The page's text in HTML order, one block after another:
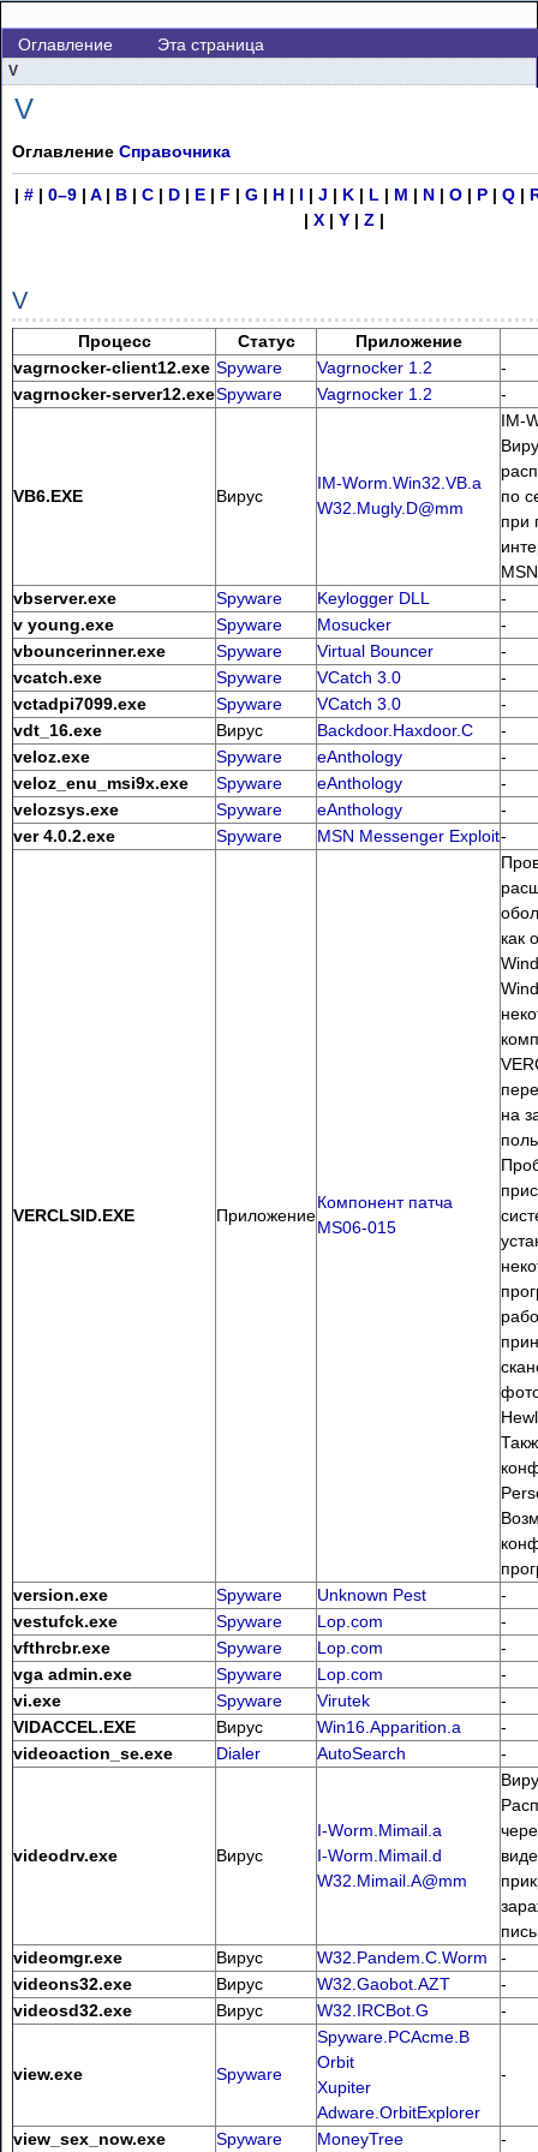
Оглавление Эта страница
V
V
Оглавление Справочника
| # | 0–9 | A| B | C | D | E | F | G | H | I | J | K | L | M | N | O | P | Q |
| X | Y | Z |
V
Процесс Статус
Приложение
vagrnocker-client12.exe Spyware Vagrnocker 1.2
-
vagrnocker-server12.exeSpyware Vagrnocker 1.2 -
VB6.EXE Вирус
IM-Worm.Win32.VB.a
W32.Mugly.D@mm
IM-
по
при
vbserver.exe
Spyware Keylogger DLL
-
v young.exe
Spyware Mosucker
-
vbouncerinner.exe
Spyware Virtual Bouncer
-
vcatch.exe
Spyware VCatch 3.0
-
vctadpi7099.exe
Spyware VCatch 3.0
-
vdt_16.exe
Вирус Backdoor.Haxdoor.C
-
veloz.exe
Spyware eAnthology
-
veloz_enu_msi9x.exe
Spyware eAnthology
-
velozsys.exe
Spyware eAnthology
-
ver 4.0.2.exe
Spyware MSN Messenger Exploit-
VERCLSID.EXE Приложение
Компонент патча
MS06-015
как
на
version.exe
Spyware Unknown Pest
-
vestufck.exe
Spyware Lop.com
-
vfthrcbr.exe
Spyware Lop.com
-
vga admin.exe
Spyware Lop.com
-
vi.exe
Spyware Virutek
-
VIDACCEL.EXE
Вирус Win16.Apparition.a
-
videoaction_se.exe
Dialer AutoSearch -
videodrv.exe Вирус
I-Worm.Mimail.a
I-Worm.Mimail.d
W32.Mimail.A@mm
videomgr.exe
Вирус W32.Pandem.C.Worm
-
videons32.exe
Вирус W32.Gaobot.AZT
-
videosd32.exe
Вирус W32.IRCBot.G -
view.exe Spyware
Spyware.PCAcme.B
Orbit
Xupiter
Adware.OrbitExplorer
-
view_sex_now.exe Spyware MoneyTree -